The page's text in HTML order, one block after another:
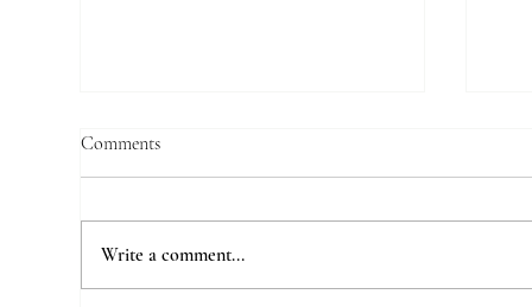
Comments
Write a comment...